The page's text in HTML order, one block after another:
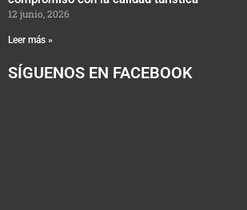
12 junio, 2026
Leer más »
SÍGUENOS EN FACEBOOK